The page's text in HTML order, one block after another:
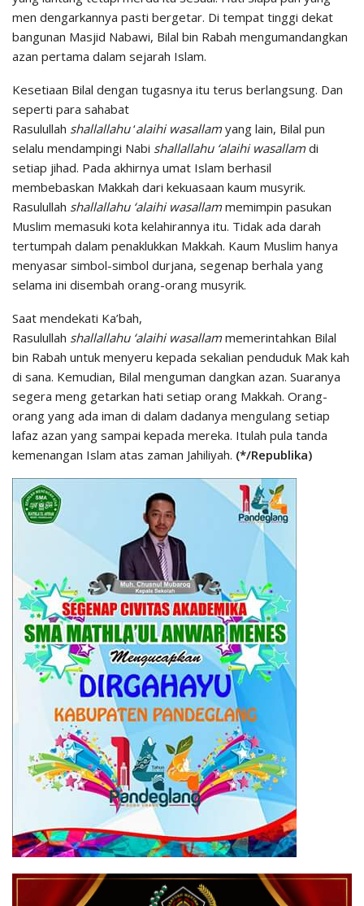
men dengarkannya pasti bergetar. Di tempat tinggi dekat
bangunan Masjid Nabawi, Bilal bin Rabah mengumandangkan
azan pertama dalam sejarah Islam.
Kesetiaan Bilal dengan tugasnya itu terus berlangsung. Dan
seperti para sahabat
Rasulullah shallallahu‘alaihi wasallam yang lain, Bilal pun
selalu mendampingi Nabi shallallahu ‘alaihi wasallam di
setiap jihad. Pada akhirnya umat Islam berhasil
membebaskan Makkah dari kekuasaan kaum musyrik.
Rasulullah shallallahu ‘alaihi wasallam memimpin pasukan
Muslim memasuki kota kelahirannya itu. Tidak ada darah
tertumpah dalam penaklukkan Makkah. Kaum Muslim hanya
menyasar simbol-simbol durjana, segenap berhala yang
selama ini disembah orang-orang musyrik.
Saat mendekati Ka’bah,
Rasulullah shallallahu ‘alaihi wasallam memerintahkan Bilal
bin Rabah untuk menyeru kepada sekalian penduduk Mak kah
di sana. Kemudian, Bilal menguman dangkan azan. Suaranya
segera meng getarkan hati setiap orang Makkah. Orang-
orang yang ada iman di dalam dadanya mengulang setiap
lafaz azan yang sampai kepada mereka. Itulah pula tanda
kemenangan Islam atas zaman Jahiliyah. (*/Republika)